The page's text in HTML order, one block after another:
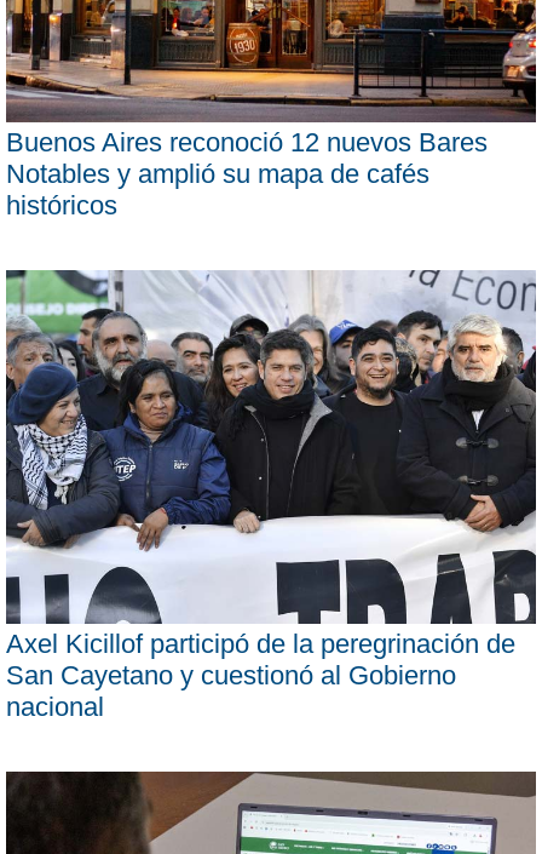
Buenos Aires reconoció 12 nuevos Bares
Notables y amplió su mapa de cafés
históricos
Axel Kicillof participó de la peregrinación de
San Cayetano y cuestionó al Gobierno
nacional